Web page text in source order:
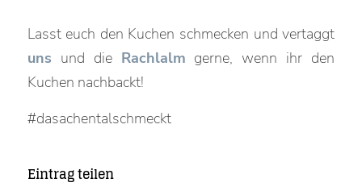
Lasst euch den Kuchen schmecken und vertaggt
uns und die Rachlalm gerne, wenn ihr den
Kuchen nachbackt!
#dasachentalschmeckt
Eintrag teilen